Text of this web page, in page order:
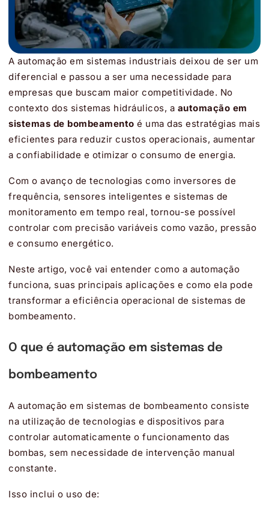
A automação em sistemas industriais deixou de ser um
diferencial e passou a ser uma necessidade para
empresas que buscam maior competitividade. No
contexto dos sistemas hidráulicos, a automação em
sistemas de bombeamento é uma das estratégias mais
eficientes para reduzir custos operacionais, aumentar
a confiabilidade e otimizar o consumo de energia.
Com o avanço de tecnologias como inversores de
frequência, sensores inteligentes e sistemas de
monitoramento em tempo real, tornou-se possível
controlar com precisão variáveis como vazão, pressão
e consumo energético.
Neste artigo, você vai entender como a automação
funciona, suas principais aplicações e como ela pode
transformar a eficiência operacional de sistemas de
bombeamento.
O que é automação em sistemas de
bombeamento
A automação em sistemas de bombeamento consiste
na utilização de tecnologias e dispositivos para
controlar automaticamente o funcionamento das
bombas, sem necessidade de intervenção manual
constante.
Isso inclui o uso de: